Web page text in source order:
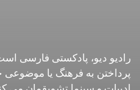
رادیو دیو، پادکستی فارسی
پرداختن به فرهنگ یا